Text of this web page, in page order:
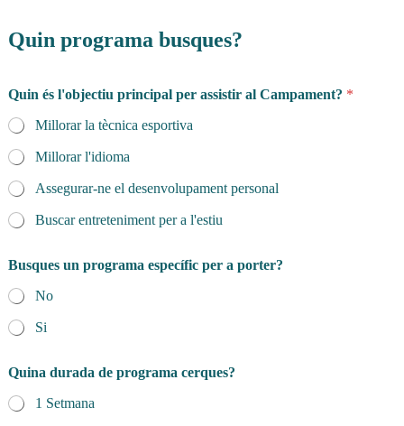
Quin programa busques?
Quin és l'objectiu principal per assistir al Campament? *
Millorar la tècnica esportiva
Millorar l'idioma
Assegurar-ne el desenvolupament personal
Buscar entreteniment per a l'estiu
Busques un programa específic per a porter?
No
Si
Quina durada de programa cerques?
1 Setmana